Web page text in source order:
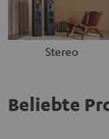
Stereo
Beliebte